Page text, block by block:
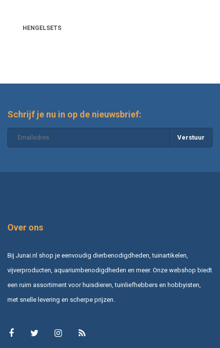
karperhengels?
HENGELSETS
Schrijf je nu in op de nieuwsbrief:
Verstuur
Over ons
Bij Junai.nl shop je eenvoudig dierbenodigdheden, tuinartikelen,
vijverproducten, aquariumbenodigdheden en meer. Onze webshop biedt
een ruim assortiment voor huisdieren, tuinliefhebbers en hobbyisten,
met snelle levering en scherpe prijzen.